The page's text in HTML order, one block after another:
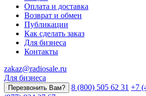
Оплата и доставка
Возврат и обмен
Публикации
Как сделать заказ
Для бизнеса
Контакты
zakaz@radiosale.ru
Для бизнеса
Перезвонить Вам? 8 (800) 505 62 31 +7